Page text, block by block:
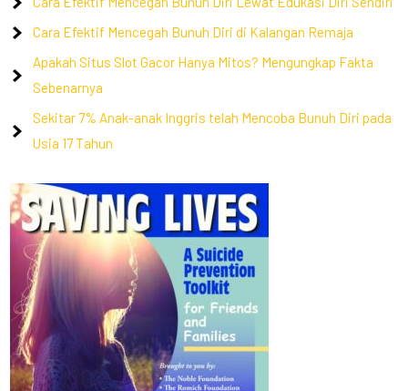
Cara Efektif Mencegah Bunuh Diri di Kalangan Remaja
Apakah Situs Slot Gacor Hanya Mitos? Mengungkap Fakta
Sebenarnya
Sekitar 7% Anak-anak Inggris telah Mencoba Bunuh Diri pada
Usia 17 Tahun